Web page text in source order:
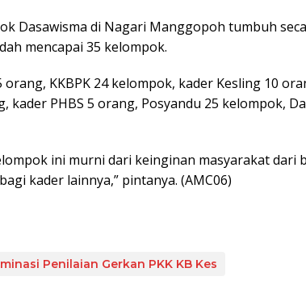
Dasawisma di Nagari Manggopoh tumbuh
mencapai 35 kelompok.
KKBPK 24 kelompok, kader Kesling 10
kader PHBS 5 orang, Posyandu 25 kelompok,
ini murni dari keinginan masyarakat dari
kader lainnya,” pintanya. (AMC06)
Penilaian Gerkan PKK KB Kes